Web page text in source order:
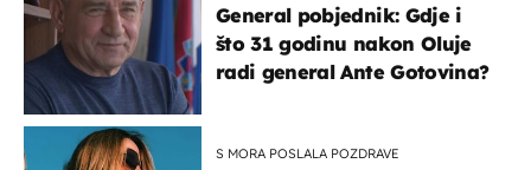
General pobjednik: Gdje i
što 31 godinu nakon Oluje
radi general Ante Gotovina?
S MORA POSLALA POZDRAVE